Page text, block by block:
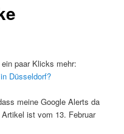
paar Klicks mehr:
Düsseldorf?
meine Google Alerts da
ist vom 13. Februar